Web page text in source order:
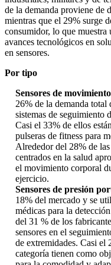
de la demanda proviene de
mientras que el 29% surge
consumidor, lo que
avances tecnológicos en
en sensores.
Por tipo
Sensores de
26% de la demanda total
sistemas de seguimiento
Casi el 33% de ellos
pulseras de fitness para
Alrededor del 28% de
centrados en la salud
el movimiento corporal
ejercicio.
Sensores de presión
18% del mercado y se
médicas para la
del 31 % de los
sensores en el
de extremidades. Casi el
categoría tienen como